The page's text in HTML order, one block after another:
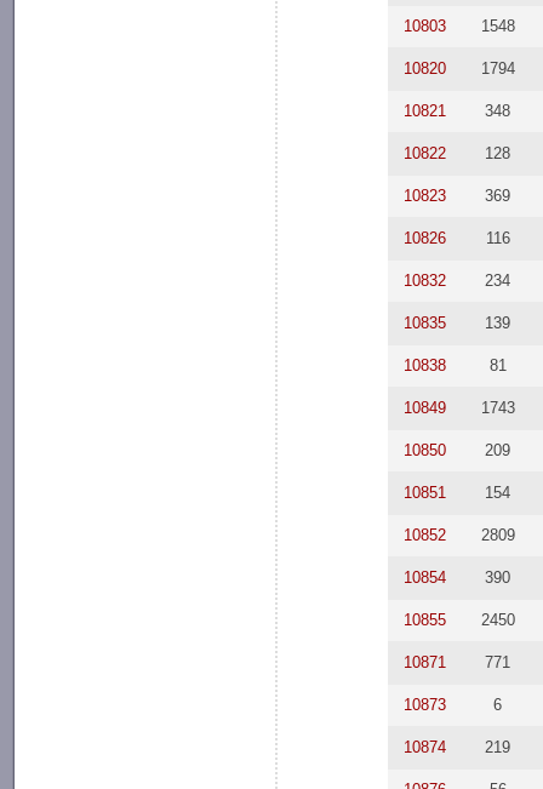
10803 1548
10820 1794
10821 348
10822 128
10823 369
10826 116
10832 234
10835 139
10838 81
10849 1743
10850 209
10851 154
10852 2809
10854 390
10855 2450
10871 771
10873 6
10874 219